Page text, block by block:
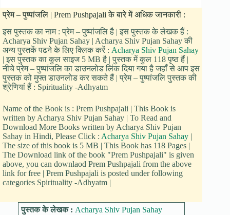
प्रेम – पुष्पांजलि | Prem Pushpajali के बारे में अधिक जानकारी :
इस पुस्तक का नाम : प्रेम – पुष्पांजलि है | इस पुस्तक के लेखक हैं :
Acharya Shiv Pujan Sahay | Acharya Shiv Pujan Sahay की
अन्य पुस्तकें पढने के लिए क्लिक करें : Acharya Shiv Pujan Sahay
| इस पुस्तक का कुल साइज 5 MB है | पुस्तक में कुल 118 पृष्ठ हैं |
नीचे प्रेम – पुष्पांजलि का डाउनलोड लिंक दिया गया है जहाँ से आप इस
पुस्तक को मुफ्त डाउनलोड कर सकते हैं | प्रेम – पुष्पांजलि पुस्तक की
श्रेणियां हैं : Spirituality -Adhyatm
Name of the Book is : Prem Pushpajali | This Book is
written by Acharya Shiv Pujan Sahay | To Read and
Download More Books written by Acharya Shiv Pujan
Sahay in Hindi, Please Click : Acharya Shiv Pujan Sahay |
The size of this book is 5 MB | This Book has 118 Pages |
The Download link of the book "Prem Pushpajali" is given
above, you can downlaod Prem Pushpajali from the above
link for free | Prem Pushpajali is posted under following
categories Spirituality -Adhyatm |
पुस्तक के लेखक : Acharya Shiv Pujan Sahay